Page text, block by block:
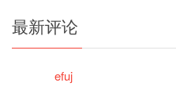
最新评论
efuj